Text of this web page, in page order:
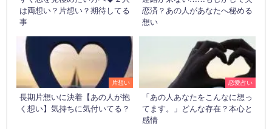
は両想い？片想い？期待してる
事
恋済？あの人があなたへ秘める
想い
片想い
長期片想いに決着【あの人が抱
く想い】気持ちに気付いてる？
恋愛占い
「あの人あなたをこんなに想っ
てます。」どんな存在？本心と
感情